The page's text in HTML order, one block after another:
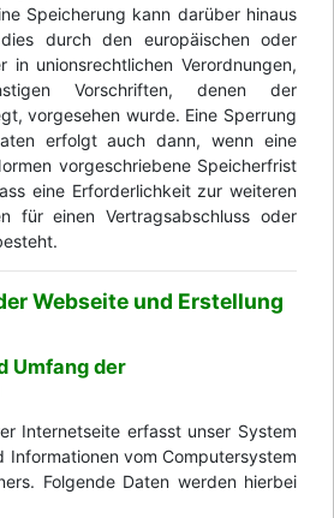
Speicherung kann darüber hinaus
durch den europäischen oder
in unionsrechtlichen Verordnungen,
Vorschriften, denen der
vorgesehen wurde. Eine Sperrung
erfolgt auch dann, wenn eine
vorgeschriebene Speicherfrist
eine Erforderlichkeit zur weiteren
für einen Vertragsabschluss oder
Webseite und Erstellung
Umfang der
Internetseite erfasst unser System
Informationen vom Computersystem
Folgende Daten werden hierbei